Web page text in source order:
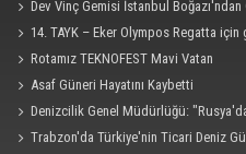
Dev Vinç Gemisi İstanbul Boğazı'ndan
14. TAYK – Eker Olympos Regatta için
Rotamız TEKNOFEST Mavi Vatan
Asaf Güneri Hayatını Kaybetti
Denizcilik Genel Müdürlüğü:
Saldırısına Uğradı"
Trabzon'da Türkiye'nin Ticari Deniz